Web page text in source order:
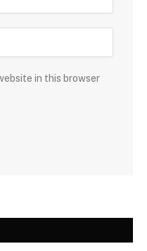
in this browser